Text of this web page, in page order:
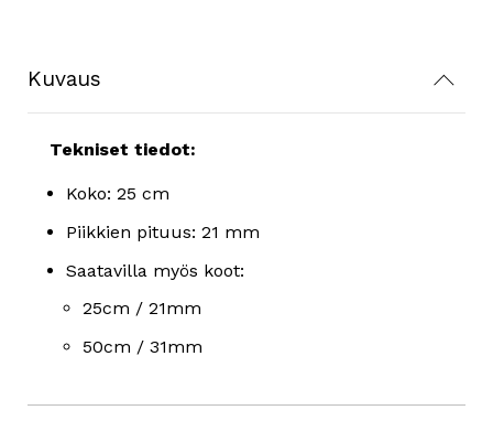
Kuvaus
Tekniset tiedot:
Koko: 25 cm
Piikkien pituus: 21 mm
Saatavilla myös koot:
25cm / 21mm
50cm / 31mm